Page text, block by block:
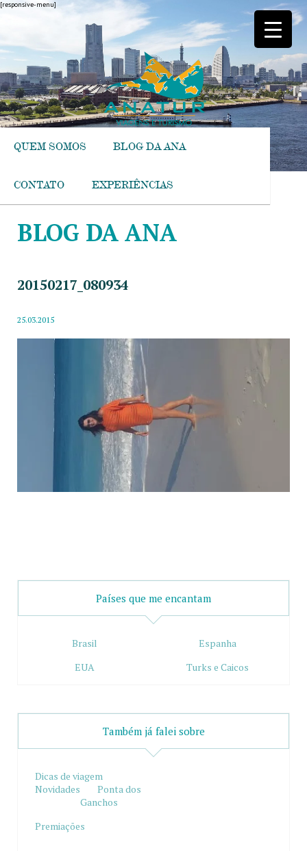
[responsive-menu]
QUEM SOMOS BLOG DA ANA
CONTATO EXPERIÊNCIAS
BLOG DA ANA
20150217_080934
25.03.2015
Países que me encantam
Brasil
Espanha
EUA
Turks e Caicos
Também já falei sobre
Dicas de viagem
Novidades
Ponta dos
Ganchos
Premiações